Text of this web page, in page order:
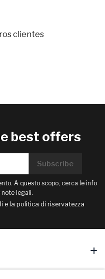
clientes
best offers
A questo scopo, cerca le info
legali.
e la politica di riservatezza